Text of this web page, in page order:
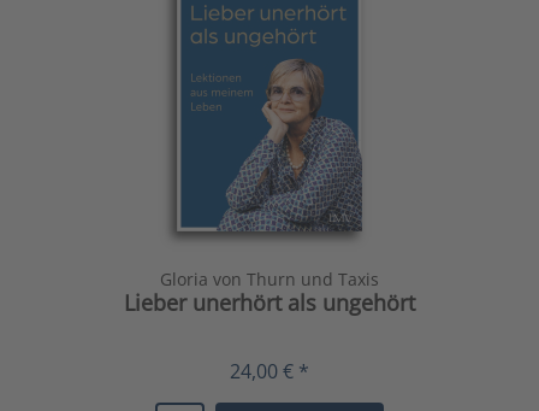
Gloria von Thurn und Taxis
Lieber unerhört als ungehört
24,00 € *